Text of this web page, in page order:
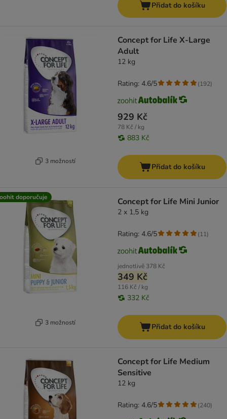
Přidat do košíku
3 možností
Concept for Life X-Large
Adult
12 kg
929 Kč
78 Kč / kg
883 Kč
Rating: 4.6/5 (192)
Přidat do košíku
doporučuje
3 možností
Concept for Life Mini Junior
2 x 1,5 kg
jednotlivě 378 Kč
349 Kč
116 Kč / kg
332 Kč
Rating: 4.6/5 (11)
Přidat do košíku
Concept for Life Medium
Sensitive
12 kg
Rating: 4.6/5 (240)